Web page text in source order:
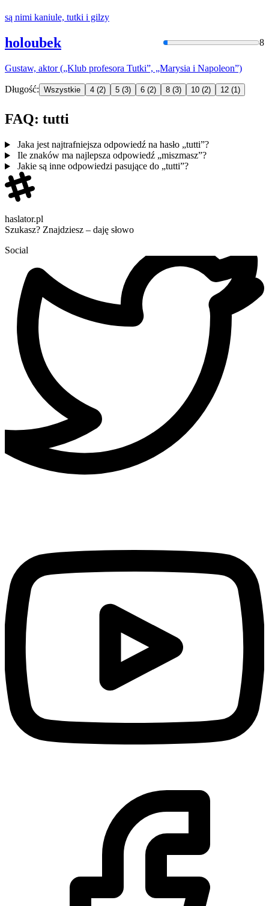
są nimi kaniule, tutki i gilzy
holoubek 8
Gustaw, aktor („Klub profesora Tutki”, „Marysia i Napoleon”)
Długość: Wszystkie 4 (2) 5 (3) 6 (2) 8 (3) 10 (2) 12 (1)
FAQ: tutti
Jaka jest najtrafniejsza odpowiedź na hasło „tutti”?
Ile znaków ma najlepsza odpowiedź „miszmasz”?
Jakie są inne odpowiedzi pasujące do „tutti”?
haslator.pl
Szukasz? Znajdziesz – daję słowo
Social